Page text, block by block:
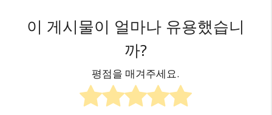
이 게시물이 얼마나 유용했습니
까?
평점을 매겨주세요.